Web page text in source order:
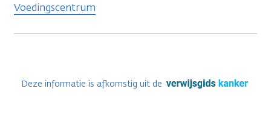
Voedingscentrum
Deze informatie is afkomstig uit de